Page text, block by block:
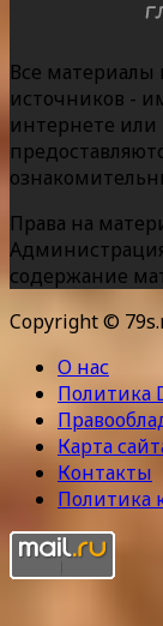
Все материалы
источников -
интернете или
Права на
содержание
Copyright ©
О нас
Политика
Карта
Контакты
Политика